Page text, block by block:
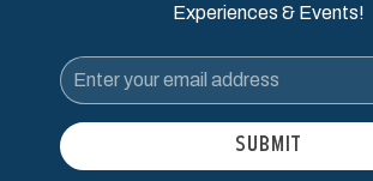
Experiences & Events!
Email
Address
SUBMIT